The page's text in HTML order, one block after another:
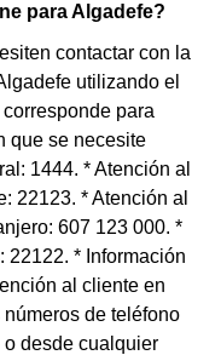
para Algadefe?
contactar con la
utilizando el
para
que se necesite
1444. * Atención al
22123. * Atención al
607 123 000. *
22122. * Información
al cliente en
de teléfono
desde cualquier